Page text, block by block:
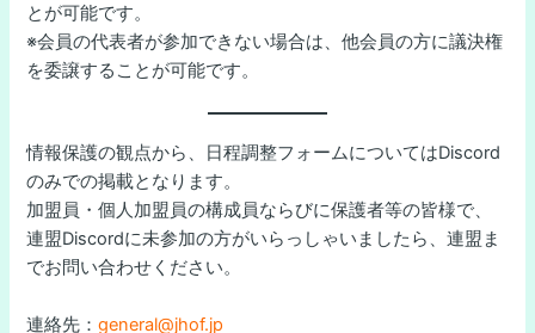
とが可能です。
※会員の代表者が参加できない場合は、他会員の方に議決権
を委譲することが可能です。
情報保護の観点から、日程調整フォームについてはDiscord
のみでの掲載となります。
加盟員・個人加盟員の構成員ならびに保護者等の皆様で、
連盟Discordに未参加の方がいらっしゃいましたら、連盟ま
でお問い合わせください。
連絡先：general@jhof.jp